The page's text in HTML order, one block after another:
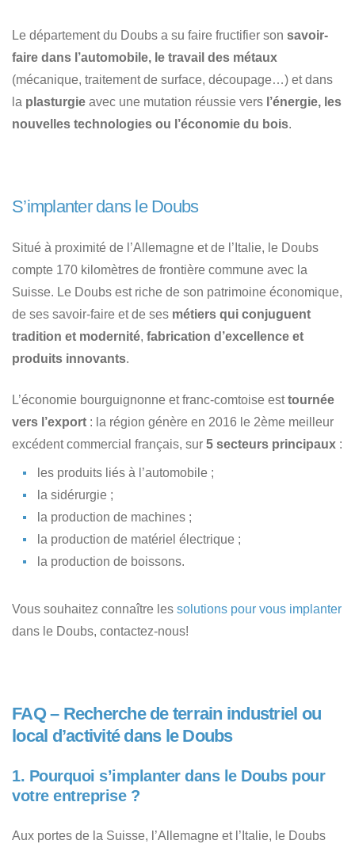
Le département du Doubs a su faire fructifier son savoir-
faire dans l’automobile, le travail des métaux
(mécanique, traitement de surface, découpage…) et dans
la plasturgie avec une mutation réussie vers l’énergie, les
nouvelles technologies ou l’économie du bois.
S’implanter dans le Doubs
Situé à proximité de l’Allemagne et de l’Italie, le Doubs
compte 170 kilomètres de frontière commune avec la
Suisse. Le Doubs est riche de son patrimoine économique,
de ses savoir-faire et de ses métiers qui conjuguent
tradition et modernité, fabrication d’excellence et
produits innovants.
L’économie bourguignonne et franc-comtoise esttournée
vers l’export : la région génère en 2016 le 2ème meilleur
excédent commercial français, sur 5 secteurs principaux :
les produits liés à l’automobile ;
la sidérurgie ;
la production de machines ;
la production de matériel électrique ;
la production de boissons.
Vous souhaitez connaître les solutions pour vous implanter
dans le Doubs, contactez-nous!
FAQ – Recherche de terrain industriel ou
local d’activité dans le Doubs
1. Pourquoi s’implanter dans le Doubs pour
votre entreprise ?
Aux portes de la Suisse, l’Allemagne et l’Italie, le Doubs